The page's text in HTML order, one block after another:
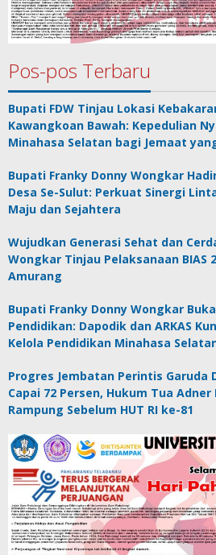
Pos-pos Terbaru
Bupati FDW Tinjau Lokasi
Kawangkoan Bawah: Kepedulian
Minahasa Selatan bagi Jemaat
Bupati Franky Donny Wongkar
Desa Se-Sulut: Perkuat Sinergi
Maju dan Sejahtera
Wujudkan Generasi Sehat dan
Wongkar Tinjau Pelaksanaan BIAS
Amurang
Bupati Franky Donny Wongkar
Pendidikan: Dapodik dan ARKAS
Kelola Pendidikan Minahasa
Progres Jembatan Perintis Garuda
Capai 72 Persen, Hukum Tua
Rampung Sebelum HUT RI ke-81